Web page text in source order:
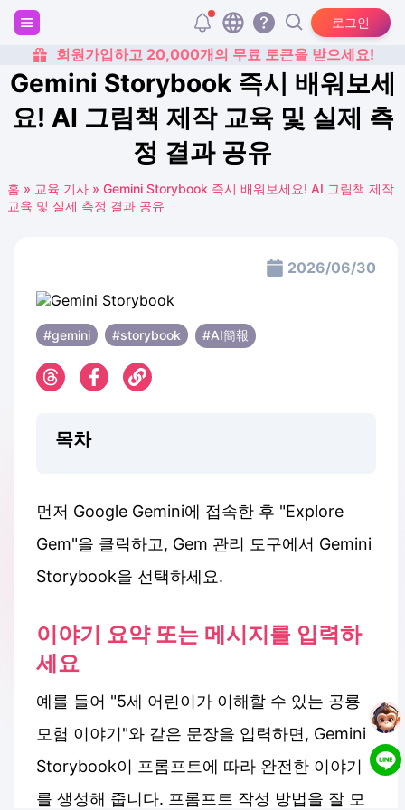
로그인
회원가입하고 20,000개의 무료 토큰을 받으세요!
Gemini Storybook 즉시 배워보세
요! AI 그림책 제작 교육 및 실제 측
정 결과 공유
홈 » 교육 기사 » Gemini Storybook 즉시 배워보세요! AI 그림책 제작
교육 및 실제 측정 결과 공유
2026/06/30
#gemini #storybook #AI簡報
목차
먼저 Google Gemini에 접속한 후 "Explore
Gem"을 클릭하고, Gem 관리 도구에서 Gemini
Storybook을 선택하세요.
이야기 요약 또는 메시지를 입력하
세요
예를 들어 "5세 어린이가 이해할 수 있는 공룡
모험 이야기"와 같은 문장을 입력하면, Gemini
Storybook이 프롬프트에 따라 완전한 이야기
를 생성해 줍니다. 프롬프트 작성 방법을 잘 모